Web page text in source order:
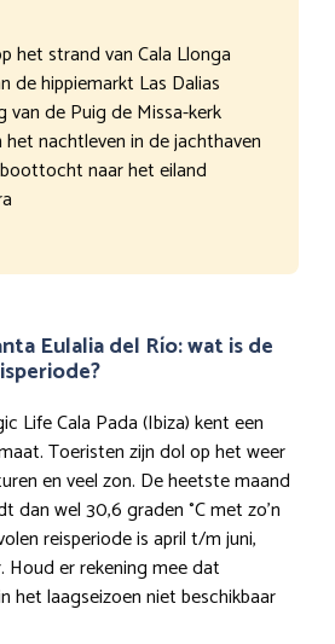
het strand van Cala Llonga
de hippiemarkt Las Dalias
van de Puig de Missa-kerk
het nachtleven in de jachthaven
naar het eiland
Eulalia del Río: wat is de
Life Cala Pada (Ibiza) kent een
Toeristen zijn dol op het weer
en veel zon. De heetste maand
dan wel 30,6 graden °C met zo’n
reisperiode is april t/m juni,
er rekening mee dat
het laagseizoen niet beschikbaar